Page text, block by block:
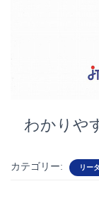
わかりや
カテゴリー: リー